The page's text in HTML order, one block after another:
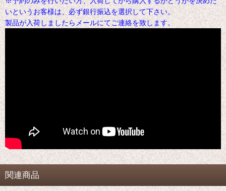
いというお客様は、必ず銀行振込を選択して下さい。
製品が入荷しましたらメールにてご連絡を致します。
関連商品